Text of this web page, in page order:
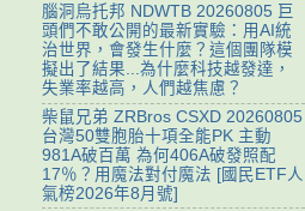
腦洞烏托邦 NDWTB 20260805 巨
頭們不敢公開的最新實驗：用AI統
治世界，會發生什麼？這個團隊模
擬出了結果...為什麼科技越發達，
失業率越高，人們越焦慮？
柴鼠兄弟 ZRBros CSXD 20260805
台灣50雙胞胎十項全能PK 主動
981A破百萬 為何406A破發照配
17％？用魔法對付魔法 [國民ETF人
氣榜2026年8月號]